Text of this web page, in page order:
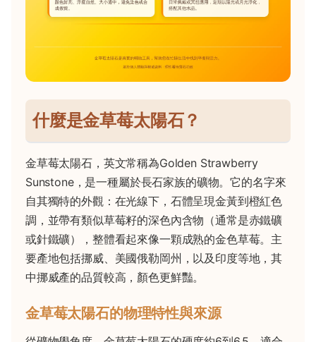
什麼是金草莓太陽石？
金草莓太陽石，英文常稱為Golden Strawberry
Sunstone，是一種屬於長石家族的礦物。它的名字來
自其獨特的外觀：在光線下，石體呈現金黃到橙紅色
調，並帶有類似草莓籽的深色內含物（通常是赤鐵礦
或針鐵礦），整體看起來像一顆成熟的金色草莓。主
要產地包括挪威、美國俄勒岡州，以及印度等地，其
中挪威產的品質較高，顏色更鮮豔。
金草莓太陽石的物理特性與來源